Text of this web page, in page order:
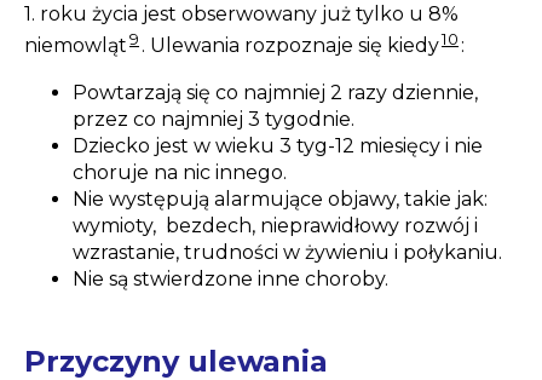
1. roku życia jest obserwowany już tylko u 8%
niemowląt9 . Ulewania rozpoznaje się kiedy10 :
Powtarzają się co najmniej 2 razy dziennie,
przez co najmniej 3 tygodnie.
Dziecko jest w wieku 3 tyg-12 miesięcy i nie
choruje na nic innego.
Nie występują alarmujące objawy, takie jak:
wymioty, bezdech, nieprawidłowy rozwój i
wzrastanie, trudności w żywieniu i połykaniu.
Nie są stwierdzone inne choroby.
Przyczyny ulewania